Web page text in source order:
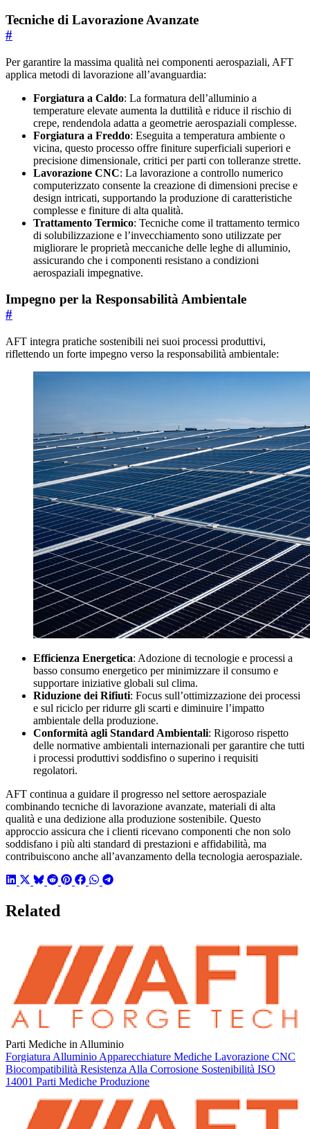
Tecniche di Lavorazione Avanzate
#
Per garantire la massima qualità nei componenti aerospaziali, AFT
applica metodi di lavorazione all’avanguardia:
Forgiatura a Caldo: La formatura dell’alluminio a
temperature elevate aumenta la duttilità e riduce il rischio di
crepe, rendendola adatta a geometrie aerospaziali complesse.
Forgiatura a Freddo: Eseguita a temperatura ambiente o
vicina, questo processo offre finiture superficiali superiori e
precisione dimensionale, critici per parti con tolleranze strette.
Lavorazione CNC: La lavorazione a controllo numerico
computerizzato consente la creazione di dimensioni precise e
design intricati, supportando la produzione di caratteristiche
complesse e finiture di alta qualità.
Trattamento Termico: Tecniche come il trattamento termico
di solubilizzazione e l’invecchiamento sono utilizzate per
migliorare le proprietà meccaniche delle leghe di alluminio,
assicurando che i componenti resistano a condizioni
aerospaziali impegnative.
Impegno per la Responsabilità Ambientale
#
AFT integra pratiche sostenibili nei suoi processi produttivi,
riflettendo un forte impegno verso la responsabilità ambientale:
Efficienza Energetica: Adozione di tecnologie e processi a
basso consumo energetico per minimizzare il consumo e
supportare iniziative globali sul clima.
Riduzione dei Rifiuti: Focus sull’ottimizzazione dei processi
e sul riciclo per ridurre gli scarti e diminuire l’impatto
ambientale della produzione.
Conformità agli Standard Ambientali: Rigoroso rispetto
delle normative ambientali internazionali per garantire che tutti
i processi produttivi soddisfino o superino i requisiti
regolatori.
AFT continua a guidare il progresso nel settore aerospaziale
combinando tecniche di lavorazione avanzate, materiali di alta
qualità e una dedizione alla produzione sostenibile. Questo
approccio assicura che i clienti ricevano componenti che non solo
soddisfano i più alti standard di prestazioni e affidabilità, ma
contribuiscono anche all’avanzamento della tecnologia aerospaziale.
Related
Parti Mediche in Alluminio
Forgiatura Alluminio Apparecchiature Mediche Lavorazione CNC
Biocompatibilità Resistenza Alla Corrosione Sostenibilità ISO
14001 Parti Mediche Produzione